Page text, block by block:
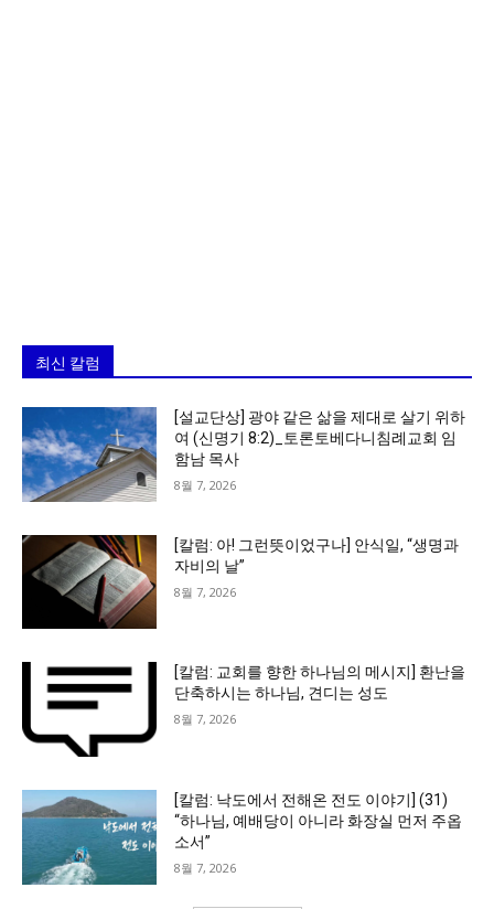
최신 칼럼
[설교단상] 광야 같은 삶을 제대로 살기 위하
여 (신명기 8:2)_토론토베다니침례교회 임
함남 목사
8월 7, 2026
[칼럼: 아! 그런뜻이었구나] 안식일, “생명과
자비의 날”
8월 7, 2026
[칼럼: 교회를 향한 하나님의 메시지] 환난을
단축하시는 하나님, 견디는 성도
8월 7, 2026
[칼럼: 낙도에서 전해온 전도 이야기] (31)
“하나님, 예배당이 아니라 화장실 먼저 주옵
소서”
8월 7, 2026